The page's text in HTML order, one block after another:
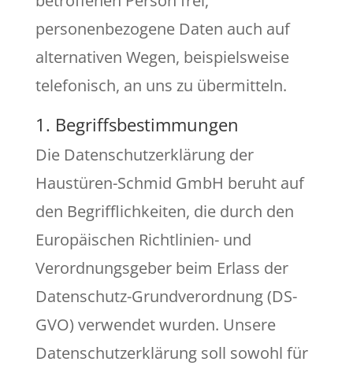
personenbezogene Daten auch auf
alternativen Wegen, beispielsweise
telefonisch, an uns zu übermitteln.
1. Begriffsbestimmungen
Die Datenschutzerklärung der
Haustüren-Schmid GmbH beruht auf
den Begrifflichkeiten, die durch den
Europäischen Richtlinien- und
Verordnungsgeber beim Erlass der
Datenschutz-Grundverordnung (DS-
GVO) verwendet wurden. Unsere
Datenschutzerklärung soll sowohl für